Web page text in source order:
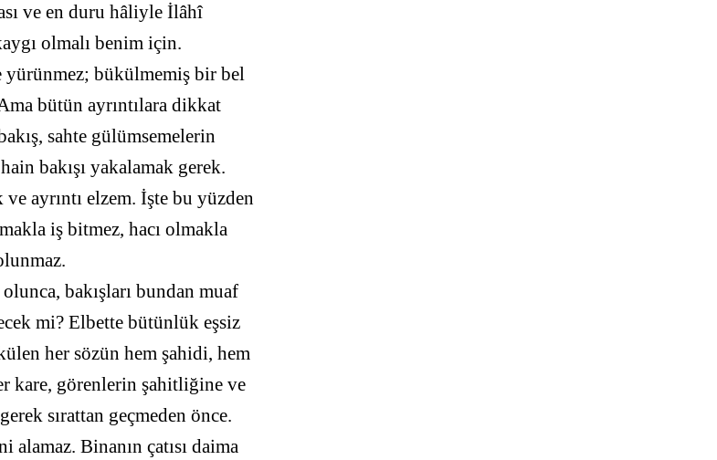
ve en duru hâliyle İlâhî
olmalı benim için.
yürünmez; bükülmemiş bir bel
bütün ayrıntılara dikkat
sahte gülümsemelerin
bakışı yakalamak gerek.
ayrıntı elzem. İşte bu yüzden
iş bitmez, hacı olmakla
bakışları bundan muaf
mi? Elbette bütünlük eşsiz
her sözün hem şahidi, hem
kare, görenlerin şahitliğine ve
sırattan geçmeden önce.
Binanın çatısı daima